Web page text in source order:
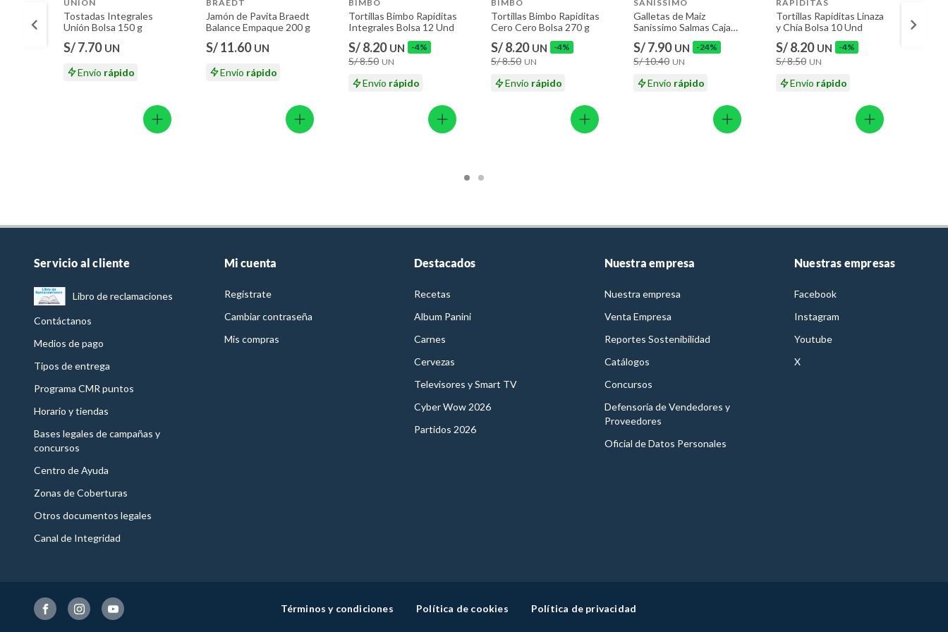
UNION
Tostadas Integrales
Unión Bolsa 150 g
S/ 7.70 UN
Envío rápido
BRAEDT
Jamón de Pavita Braedt
Balance Empaque 200 g
S/ 11.60 UN
Envío rápido
BIMBO
Tortillas Bimbo Rapiditas
Integrales Bolsa 12 Und
S/ 8.20 UN -4%
S/ 8.50 UN
Envío rápido
BIMBO
Tortillas Bimbo Rapiditas
Cero Cero Bolsa 270 g
S/ 8.20 UN -4%
S/ 8.50 UN
Envío rápido
SANISSIMO
Galletas de Maíz
Sanissimo Salmas Caja
S/ 7.90 UN -24%
S/ 10.40 UN
Envío rápido
RAPIDITAS
Tortillas Rapiditas Linaza
y Chía Bolsa 10 Und
S/ 8.20 UN -4%
S/ 8.50 UN
Envío rápido
Servicio al cliente
Libro de reclamaciones
Contáctanos
Medios de pago
Tipos de entrega
Programa CMR puntos
Horario y tiendas
Bases legales de campañas y
concursos
Centro de Ayuda
Zonas de Coberturas
Otros documentos legales
Canal de Integridad
Mi cuenta
Regístrate
Cambiar contraseña
Mis compras
Destacados
Recetas
Album Panini
Carnes
Cervezas
Televisores y Smart TV
Cyber Wow 2026
Partidos 2026
Nuestra empresa
Nuestra empresa
Venta Empresa
Reportes Sostenibilidad
Catálogos
Concursos
Defensoría de Vendedores y
Proveedores
Oficial de Datos Personales
Nuestras empresas
Facebook
Instagram
Youtube
X
Términos y condiciones Política de cookies Política de privacidad